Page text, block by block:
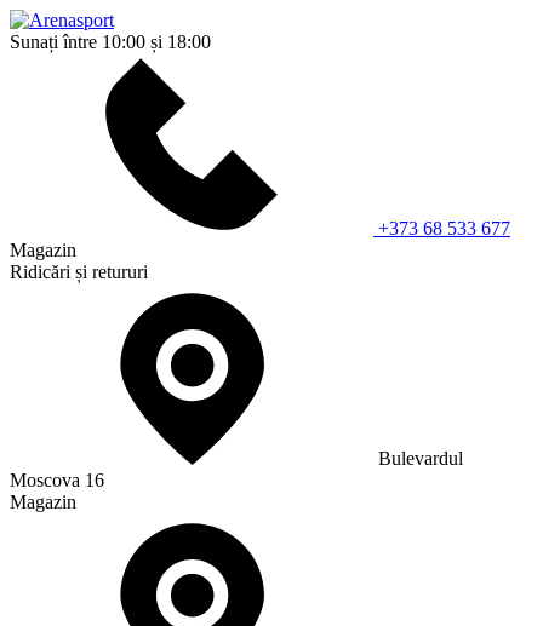
Sunați între 10:00 și 18:00
+373 68 533 677
Magazin
Ridicări și retururi
Bulevardul
Moscova 16
Magazin